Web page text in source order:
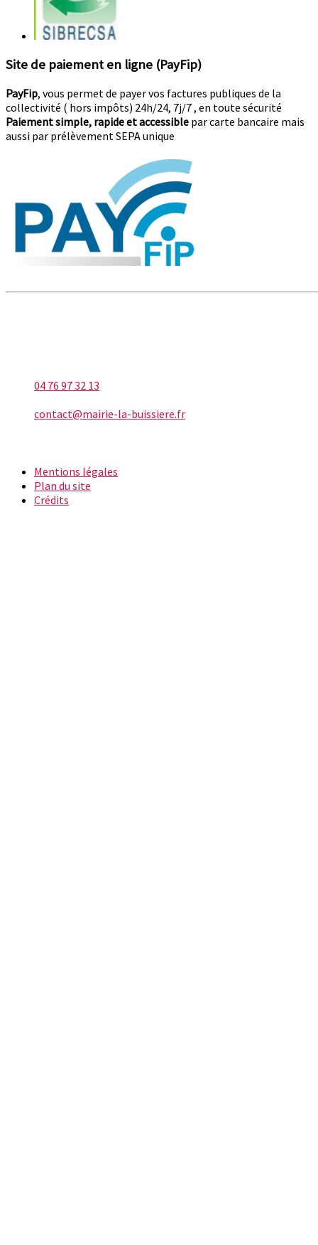
Site de paiement en ligne (PayFip)
PayFip, vous permet de payer vos factures publiques de la
collectivité ( hors impôts) 24h/24, 7j/7 , en toute sécurité
Paiement simple, rapide et accessible par carte bancaire mais
aussi par prélèvement SEPA unique
04 76 97 32 13
contact@mairie-la-buissiere.fr
Mentions légales
Plan du site
Crédits